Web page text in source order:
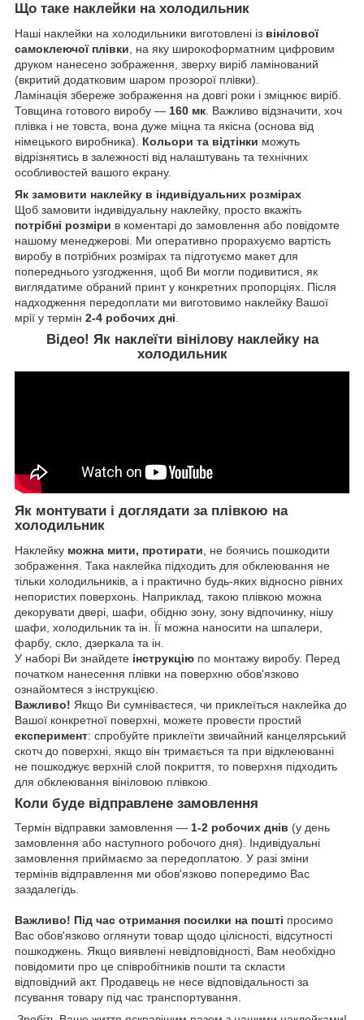
Що таке наклейки на холодильник
Наші наклейки на холодильники виготовлені із вінілової
самоклеючої плівки, на яку широкоформатним цифровим
друком нанесено зображення, зверху виріб ламінований
(вкритий додатковим шаром прозорої плівки).
Ламінація збереже зображення на довгі роки і зміцнює виріб.
Товщина готового виробу — 160 мк. Важливо відзначити, хоч
плівка і не товста, вона дуже міцна та якісна (основа від
німецького виробника). Кольори та відтінки можуть
відрізнятись в залежності від налаштувань та технічних
особливостей вашого екрану.
Як замовити наклейку в індивідуальних розмірах
Щоб замовити індивідуальну наклейку, просто вкажіть
потрібні розміри в коментарі до замовлення або повідомте
нашому менеджерові. Ми оперативно прорахуємо вартість
виробу в потрібних розмірах та підготуємо макет для
попереднього узгодження, щоб Ви могли подивитися, як
виглядатиме обраний принт у конкретних пропорціях. Після
надходження передоплати ми виготовимо наклейку Вашої
мрії у термін 2-4 робочих дні.
Відео! Як наклеїти вінілову наклейку на
холодильник
Як монтувати і доглядати за плівкою на
холодильник
Наклейку можна мити, протирати , не боячись пошкодити
зображення. Така наклейка підходить для обклеювання не
тільки холодильників, а і практично будь-яких відносно рівних
непористих поверхонь. Наприклад, такою плівкою можна
декорувати двері, шафи, обідню зону, зону відпочинку, нішу
шафи, холодильник та ін. Її можна наносити на шпалери,
фарбу, скло, дзеркала та ін.
У наборі Ви знайдете інструкцію по монтажу виробу. Перед
початком нанесення плівки на поверхню обов'язково
ознайомтеся з інструкцією.
Важливо! Якщо Ви сумніваєтеся, чи приклеїться наклейка до
Вашої конкретної поверхні, можете провести простий
експеримент: спробуйте приклеїти звичайний канцелярський
скотч до поверхні, якщо він тримається та при відклеюванні
не пошкоджує верхній слой покриття, то поверхня підходить
для обклеювання вініловою плівкою.
Коли буде відправлене замовлення
Термін відправки замовлення — 1-2 робочих днів (у день
замовлення або наступного робочого дня). Індивідуальні
замовлення приймаємо за передоплатою. У разі зміни
термінів відправлення ми обов'язково попередимо Вас
заздалегідь.
Важливо! Під час отримання посилки на пошті просимо
Вас обов'язково оглянути товар щодо цілісності, відсутності
пошкоджень. Якщо виявлені невідповідності, Вам необхідно
повідомити про це співробітників пошти та скласти
відповідний акт. Продавець не несе відповідальності за
псування товару під час транспортування.